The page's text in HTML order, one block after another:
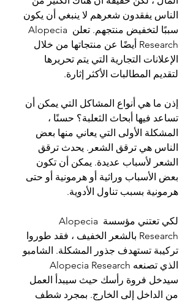
الناس يفقدون شعرهم لا ينبغي أن يكون
سببًا لتخفيض منتجهم. تعلن Alopecia
Research أيضًا عن منتجاتها من خلال
الإعلانات التجارية التي يتم تحريرها
لتقديم المطالبات الأكثر إثارة.
إذن ما هي أنواع المشاكل التي يمكن أن
تساعد فيها أبحاث الثعلبة؟ حسنًا ،
المشكلة الأولى التي يعاني منها بعض
الناس هي ترقق الشعر. يحدث ترقق
الشعر لأسباب عديدة. يمكن أن تكون
بعض الأسباب وراثية أو هرمونية أو حتى
هرمونية بسبب تناول الأدوية.
لكي تعتني مؤسسة Alopecia
Research بالشعر الخفيف ، فقد طوروا
تركيبة تستهدف جذور المشكلة. الشامبو
سيدخل فروة رأسك حيث سيبدأ العمل
من الداخل إلى الخارج. بمجرد شطف